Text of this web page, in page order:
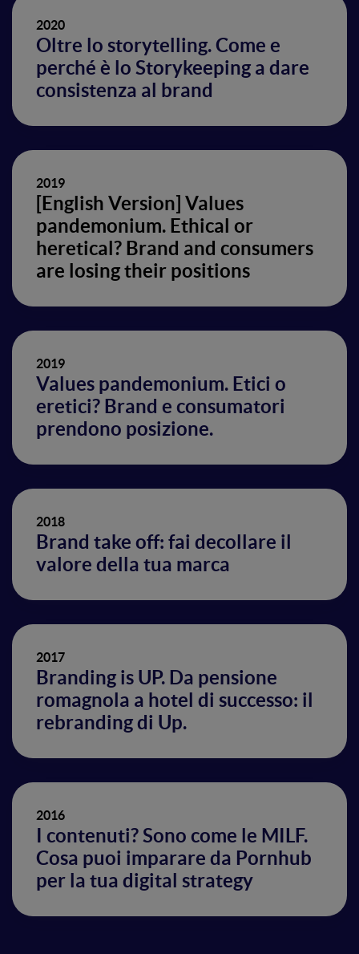
2020
Oltre lo storytelling. Come e
perché è lo Storykeeping a dare
consistenza al brand
2019
[English Version] Values
pandemonium. Ethical or
heretical? Brand and consumers
are losing their positions
2019
Values pandemonium. Etici o
eretici? Brand e consumatori
prendono posizione.
2018
Brand take off: fai decollare il
valore della tua marca
2017
Branding is UP. Da pensione
romagnola a hotel di successo: il
rebranding di Up.
2016
I contenuti? Sono come le MILF.
Cosa puoi imparare da Pornhub
per la tua digital strategy